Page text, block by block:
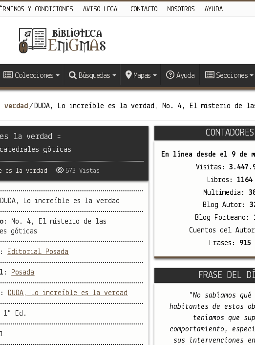
Y CONDICIONES AVISO LEGAL CONTACTO NOSOTROS AYUDA
Colecciones Búsquedas Mapas Ayuda Secciones
/ DUDA, Lo increíble es la verdad, No. 4, El misterio de
la verdad =
góticas
es la verdad 573 Vistas
DUDA, Lo increíble es la verdad
No. 4, El misterio de las
góticas
Editorial Posada
Posada
DUDA, Lo increíble es la verdad
1° Ed.
CONTADORES
En línea desde el 9 de
Visitas:
Libros: 1164
Multimedia:
Blog Autor:
Blog Forteano:
Cuentos del
Frases: 915
FRASE DEL
"No sabíamos
habitantes de estos
teníamos que
comportamiento,
sus intervenciones